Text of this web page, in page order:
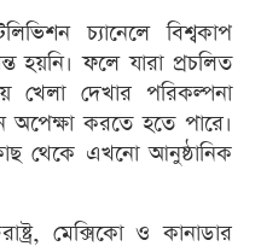
চ্যানেলে বিশ্বকাপ
হয়নি। ফলে যারা প্রচলিত
খেলা দেখার পরিকল্পনা
করতে হতে পারে।
থেকে এখনো আনুষ্ঠানিক
মেক্সিকো ও কানাডার